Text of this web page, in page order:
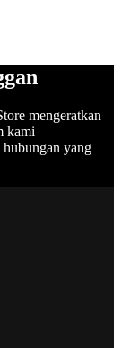
mengeratkan
kami
yang